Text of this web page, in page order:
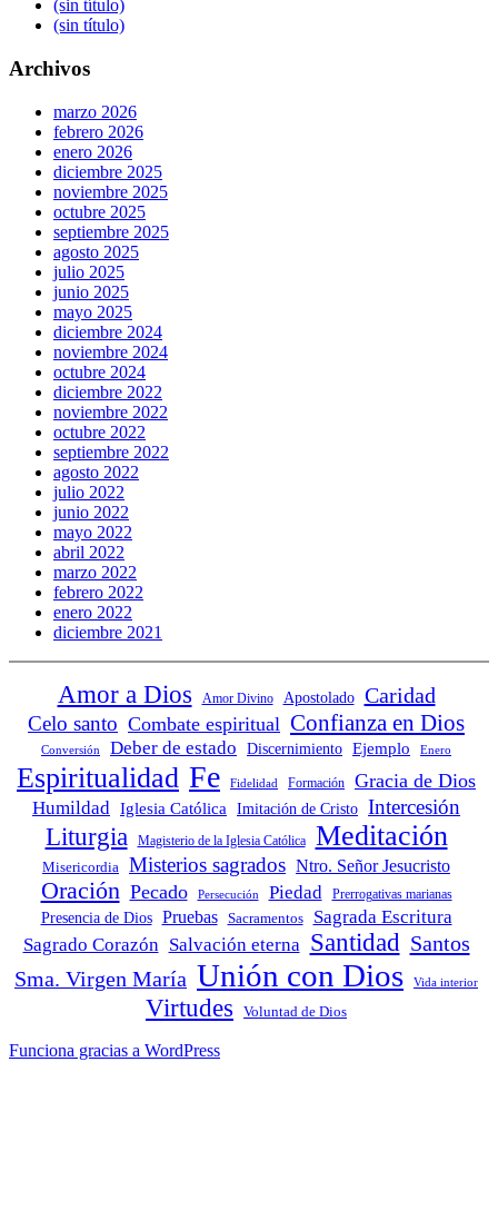
(sin título)
(sin título)
Archivos
marzo 2026
febrero 2026
enero 2026
diciembre 2025
noviembre 2025
octubre 2025
septiembre 2025
agosto 2025
julio 2025
junio 2025
mayo 2025
diciembre 2024
noviembre 2024
octubre 2024
diciembre 2022
noviembre 2022
octubre 2022
septiembre 2022
agosto 2022
julio 2022
junio 2022
mayo 2022
abril 2022
marzo 2022
febrero 2022
enero 2022
diciembre 2021
Amor a Dios Amor Divino Apostolado Caridad
Celo santo Combate espiritual Confianza en Dios
Conversión Deber de estado Discernimiento Ejemplo Enero
Espiritualidad Fe Fidelidad Formación
Gracia de Dios
Humildad
Iglesia Católica Imitación de Cristo Intercesión
Liturgia Magisterio de la Iglesia Católica Meditación
Misericordia Misterios sagrados Ntro. Señor Jesucristo
Oración Pecado Persecución Piedad Prerrogativas marianas
Presencia de Dios Pruebas Sacramentos Sagrada Escritura
Sagrado Corazón Salvación eterna Santidad Santos
Sma. Virgen María Unión con Dios Vida interior
Virtudes Voluntad de Dios
Funciona gracias a WordPress